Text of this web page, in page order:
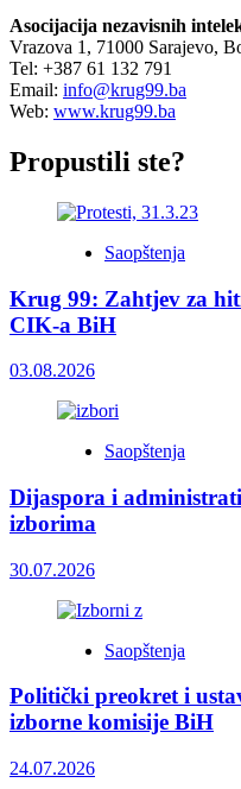
Asocijacija nezavisnih
Vrazova 1, 71000 Sarajevo,
Tel: +387 61 132 791
Email: info@krug99.ba
Web: www.krug99.ba
Propustili ste?
Saopštenja
Krug 99: Zahtjev za
CIK-a BiH
03.08.2026
Saopštenja
Dijaspora i
izborima
30.07.2026
Saopštenja
Politički preokret i
izborne komisije BiH
24.07.2026